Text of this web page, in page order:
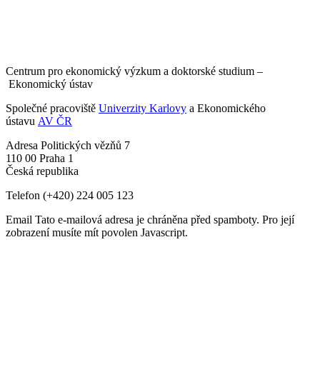
Centrum pro ekonomický výzkum a doktorské studium –
Ekonomický ústav
Společné pracoviště Univerzity Karlovy a Ekonomického
ústavu AV ČR
Adresa Politických vězňů 7
110 00 Praha 1
Česká republika
Telefon (+420) 224 005 123
Email Tato e-mailová adresa je chráněna před spamboty. Pro její
zobrazení musíte mít povolen Javascript.